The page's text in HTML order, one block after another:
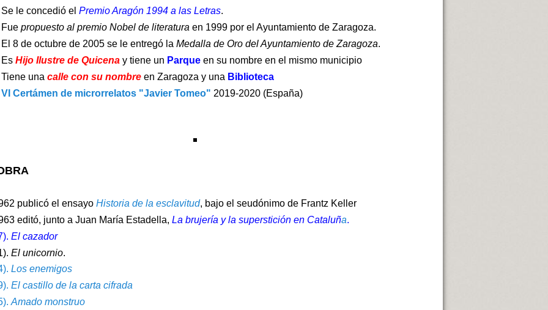
Se le concedió el Premio Aragón 1994 a las Letras.
Fue propuesto al premio Nobel de literatura en 1999 por el Ayuntamiento de Zaragoza.
El 8 de octubre de 2005 se le entregó la Medalla de Oro del Ayuntamiento de Zaragoza.
Es Hijo Ilustre de Quicenay tiene un Parque en su nombre en el mismo municipio
Tiene una calle con su nombreen Zaragoza y una Biblioteca
VI Certámen de microrrelatos "Javier Tomeo" 2019-2020 (España)
publicó el ensayo Historia de la esclavitud, bajo el seudónimo de Frantz Keller
editó, junto a Juan María Estadella, La brujería y la superstición en Cataluña.
El cazador
El unicornio.
Los enemigos
El castillo de la carta cifrada
Amado monstruo